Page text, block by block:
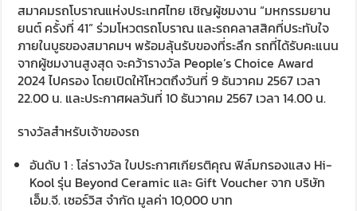
สมาคมรถโบราณแห่งประเทศไทย เชิญผู้ชมงาน “มหกรรมยาน
ยนต์ ครั้งที่ 41” ร่วมโหวตรถโบราณ และรถคลาสสิคที่ประทับใจ
ภายในบูธของสมาคมฯ พร้อมลุ้นรับของที่ระลึก รถที่ได้รับคะแนน
จากผู้ชมงานสูงสุด จะคว้ารางวัล People’s Choice Award
2024 ไปครอง โดยเปิดให้โหวตถึงวันที่ 9 ธันวาคม 2567 เวลา
22.00 น. และประกาศผลวันที่ 10 ธันวาคม 2567 เวลา 14.00 น.
รางวัลสำหรับเจ้าของรถ
อันดับ 1 : โล่รางวัล ใบประกาศเกียรติคุณ ฟิล์มกรองแสง Hi-
Kool รุ่น Beyond Ceramic และ Gift Voucher จาก บริษัท
เอ็ม.จี. เซอร์วิส จำกัด มูลค่า 10,000 บาท